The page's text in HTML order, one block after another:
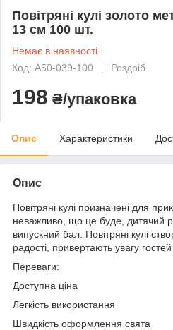
Повітряні кулі золото
13 см 100 шт.
Немає в наявності
Код: A50-039-100
Роздріб
198 ₴/упаковка
Опис Характеристики
Опис
Повітряні кулі призначені для
неважливо, що це буде, дитячий
випускний бал. Повітряні кулі
радості, привертають увагу
Переваги:
Доступна ціна
Легкість використання
Швидкість оформлення свята